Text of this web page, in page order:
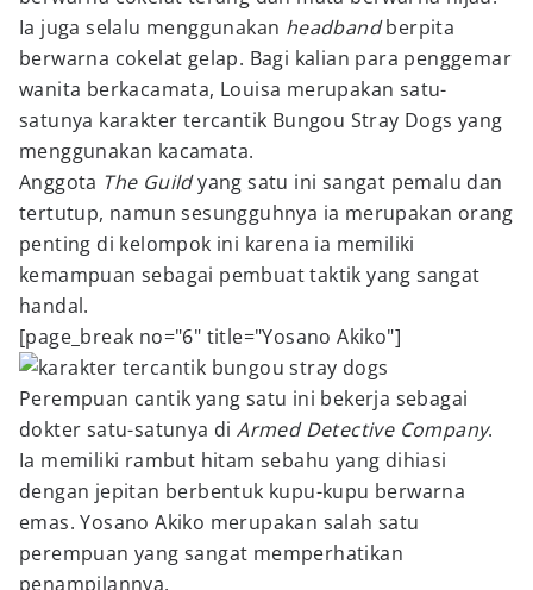
Ia juga selalu menggunakan headbandberpita
berwarna cokelat gelap. Bagi kalian para penggemar
wanita berkacamata, Louisa merupakan satu-
satunya karakter tercantik Bungou Stray Dogs yang
menggunakan kacamata.
Anggota The Guildyang satu ini sangat pemalu dan
tertutup, namun sesungguhnya ia merupakan orang
penting di kelompok ini karena ia memiliki
kemampuan sebagai pembuat taktik yang sangat
handal.
[page_break no="6" title="Yosano Akiko"]
Perempuan cantik yang satu ini bekerja sebagai
dokter satu-satunya diArmed Detective Company.
Ia memiliki rambut hitam sebahu yang dihiasi
dengan jepitan berbentuk kupu-kupu berwarna
emas. Yosano Akiko merupakan salah satu
perempuan yang sangat memperhatikan
penampilannya.